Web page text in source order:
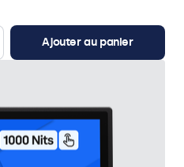
Ajouter au panier